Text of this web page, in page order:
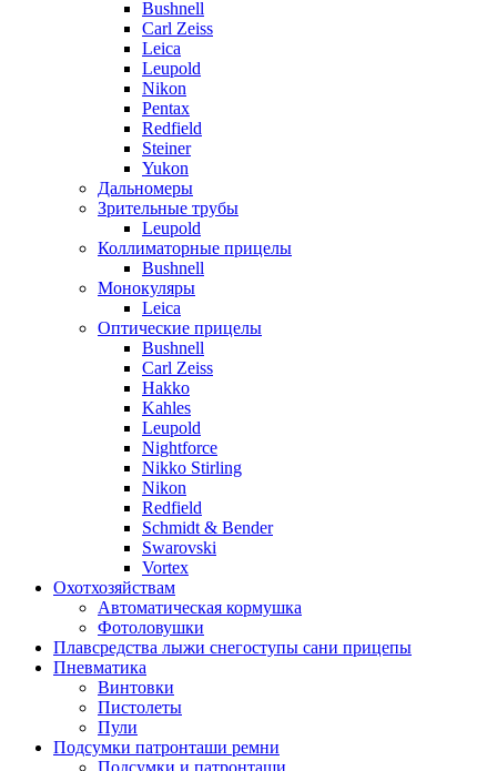
Bushnell
Carl Zeiss
Leica
Leupold
Nikon
Pentax
Redfield
Steiner
Yukon
Дальномеры
Зрительные трубы
Leupold
Коллиматорные прицелы
Bushnell
Монокуляры
Leica
Оптические прицелы
Bushnell
Carl Zeiss
Hakko
Kahles
Leupold
Nightforce
Nikko Stirling
Nikon
Redfield
Schmidt & Bender
Swarovski
Vortex
Охотхозяйствам
Автоматическая кормушка
Фотоловушки
Плавсредства лыжи снегоступы сани прицепы
Пневматика
Винтовки
Пистолеты
Пули
Подсумки патронташи ремни
Подсумки и патронташи